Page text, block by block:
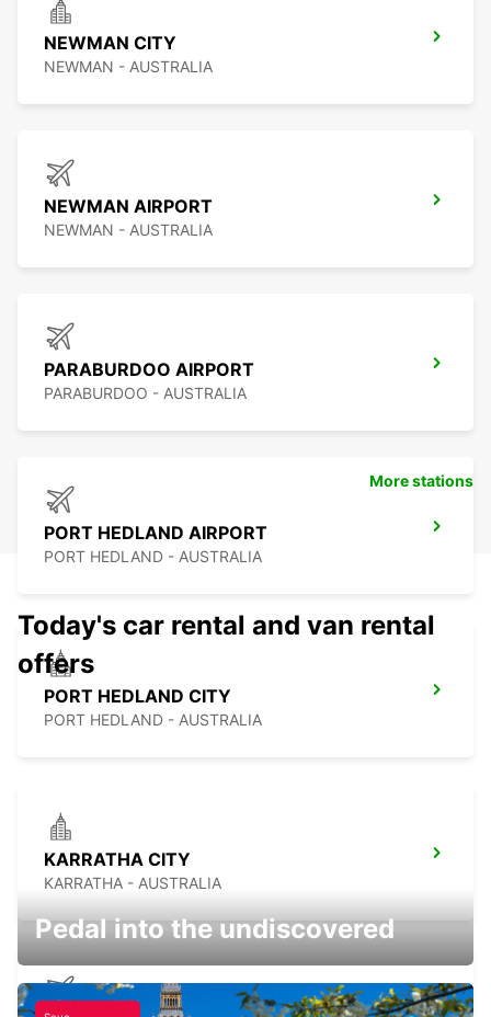
NEWMAN CITY
NEWMAN - AUSTRALIA
NEWMAN AIRPORT
NEWMAN - AUSTRALIA
PARABURDOO AIRPORT
PARABURDOO - AUSTRALIA
PORT HEDLAND AIRPORT
PORT HEDLAND - AUSTRALIA
PORT HEDLAND CITY
PORT HEDLAND - AUSTRALIA
KARRATHA CITY
KARRATHA - AUSTRALIA
More stations
Today's car rental and van rental
offers
Pedal into the undiscovered